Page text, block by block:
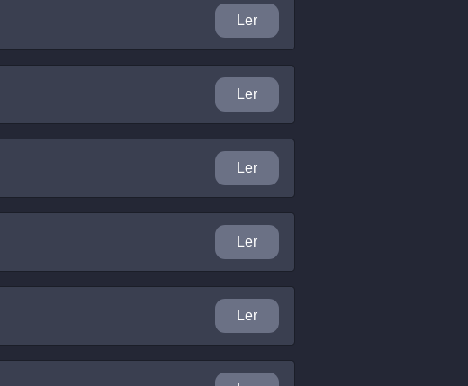
Ler
Ler
Ler
Ler
Ler